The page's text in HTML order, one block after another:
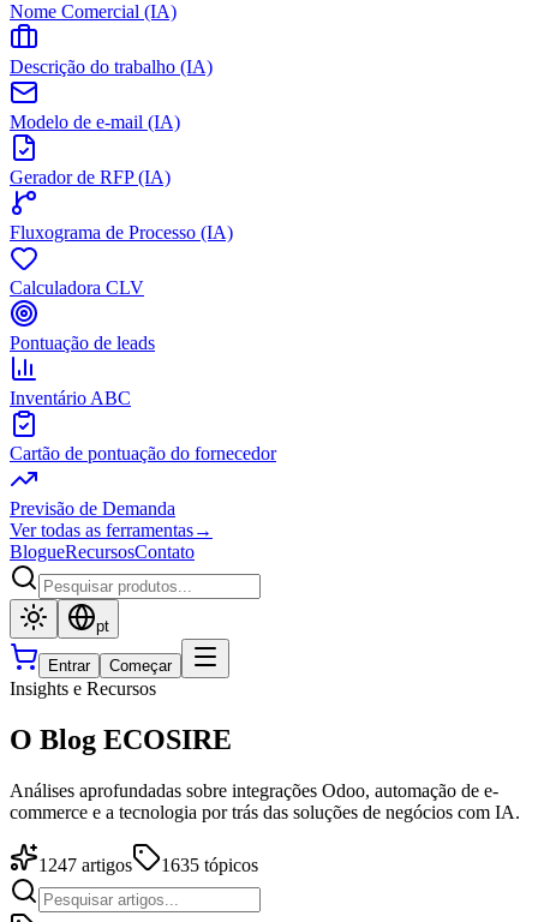
Nome Comercial (IA)
Descrição do trabalho (IA)
Modelo de e-mail (IA)
Gerador de RFP (IA)
Fluxograma de Processo (IA)
Calculadora CLV
Pontuação de leads
Inventário ABC
Cartão de pontuação do fornecedor
Previsão de Demanda
Ver todas as ferramentas→
BlogueRecursosContato
pt
Entrar Começar
Insights e Recursos
O Blog ECOSIRE
Análises aprofundadas sobre integrações Odoo, automação de e-
commerce e a tecnologia por trás das soluções de negócios com IA.
1247 artigos 1635 tópicos